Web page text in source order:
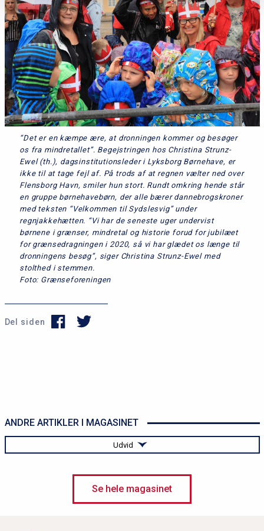
“Det er en kæmpe ære, at dronningen kommer og besøger
os fra mindretallet”. Begejstringen hos Christina Strunz-
Ewel (th.), dagsinstitutionsleder i Lyksborg Børnehave, er
ikke til at tage fejl af. På trods af at regnen vælter ned over
Flensborg Havn, smiler hun stort. Rundt omkring hende står
en gruppe børnehavebørn, der alle bærer dannebrogskroner
med teksten “Velkommen til Sydslesvig” under
regnjakkehætten. “Vi har de seneste uger undervist
børnene i grænser, mindretal og historie forud for jubilæet
for grænsedragningen i 2020, så vi har glædet os længe til
dronningens besøg”, siger Christina Strunz-Ewel med
stolthed i stemmen.
Foto: Grænseforeningen
Del siden
ANDRE ARTIKLER I MAGASINET
Udvid
sig et dansk mindretal uden Grænseforeningen"
Se hele magasinet